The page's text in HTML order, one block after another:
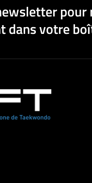
dans votre